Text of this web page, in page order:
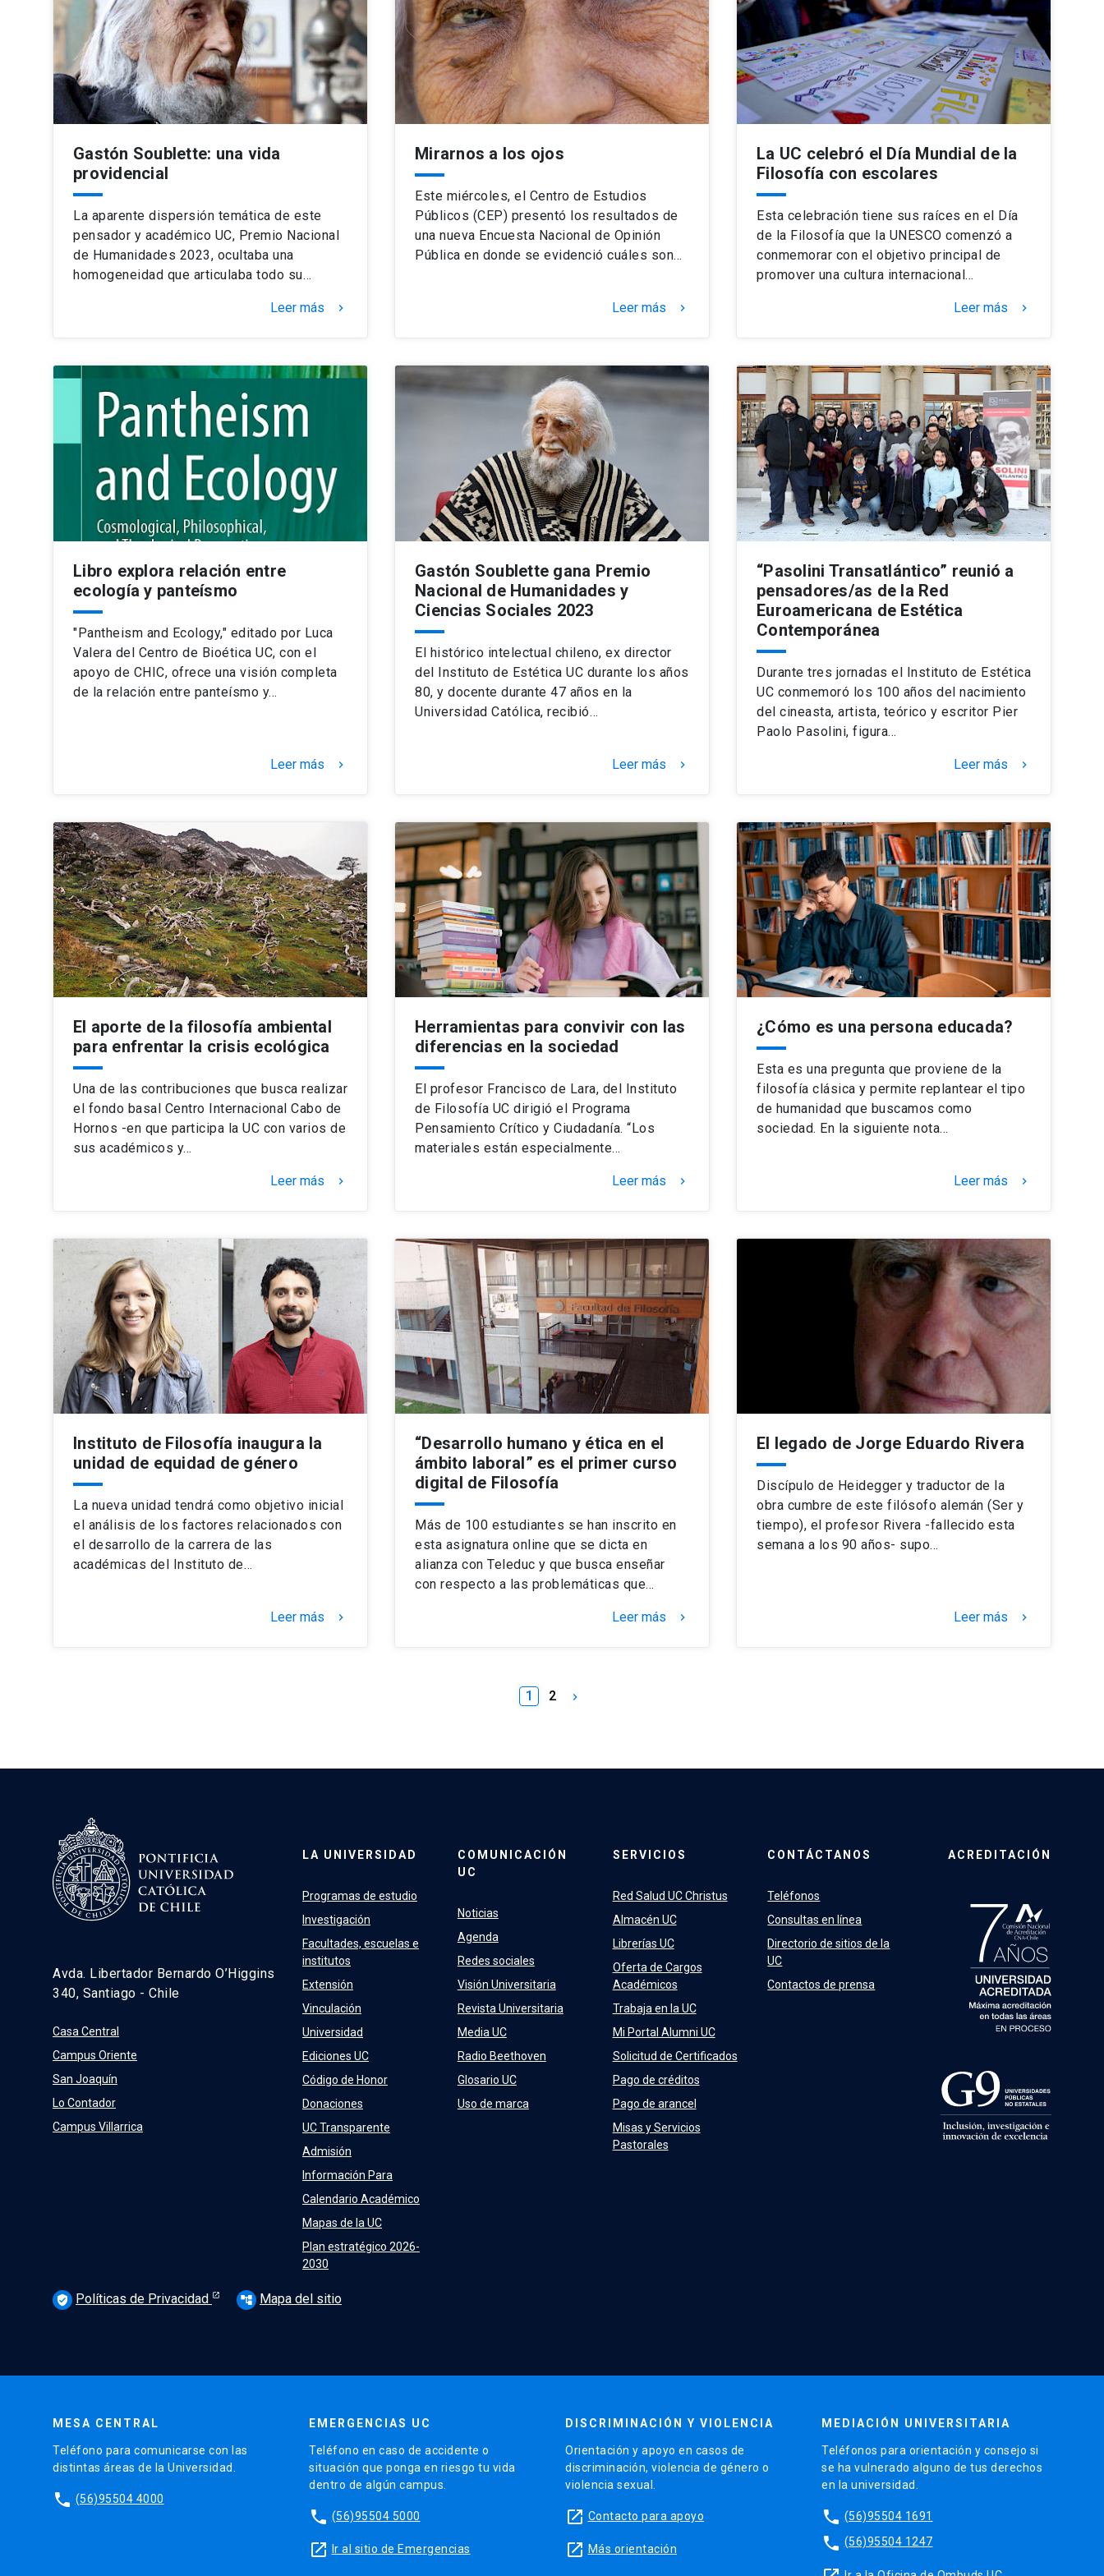
Gastón Soublette: una vida
providencial
La aparente dispersión temática de este
pensador y académico UC, Premio Nacional
de Humanidades 2023, ocultaba una
homogeneidad que articulaba todo su…
Leer más keyboard_arrow_right
Mirarnos a los ojos
Este miércoles, el Centro de Estudios
Públicos (CEP) presentó los resultados de
una nueva Encuesta Nacional de Opinión
Pública en donde se evidenció cuáles son…
Leer más keyboard_arrow_right
La UC celebró el Día Mundial de la
Filosofía con escolares
Esta celebración tiene sus raíces en el Día
de la Filosofía que la UNESCO comenzó a
conmemorar con el objetivo principal de
promover una cultura internacional…
Leer más keyboard_arrow_right
Libro explora relación entre
ecología y panteísmo
"Pantheism and Ecology," editado por Luca
Valera del Centro de Bioética UC, con el
apoyo de CHIC, ofrece una visión completa
de la relación entre panteísmo y…
Leer más keyboard_arrow_right
Gastón Soublette gana Premio
Nacional de Humanidades y
Ciencias Sociales 2023
El histórico intelectual chileno, ex director
del Instituto de Estética UC durante los años
80, y docente durante 47 años en la
Universidad Católica, recibió…
Leer más keyboard_arrow_right
“Pasolini Transatlántico” reunió a
pensadores/as de la Red
Euroamericana de Estética
Contemporánea
Durante tres jornadas el Instituto de Estética
UC conmemoró los 100 años del nacimiento
del cineasta, artista, teórico y escritor Pier
Paolo Pasolini, figura…
Leer más keyboard_arrow_right
El aporte de la filosofía ambiental
para enfrentar la crisis ecológica
Una de las contribuciones que busca realizar
el fondo basal Centro Internacional Cabo de
Hornos -en que participa la UC con varios de
sus académicos y…
Leer más keyboard_arrow_right
Herramientas para convivir con las
diferencias en la sociedad
El profesor Francisco de Lara, del Instituto
de Filosofía UC dirigió el Programa
Pensamiento Crítico y Ciudadanía. “Los
materiales están especialmente…
Leer más keyboard_arrow_right
¿Cómo es una persona educada?
Esta es una pregunta que proviene de la
filosofía clásica y permite replantear el tipo
de humanidad que buscamos como
sociedad. En la siguiente nota…
Leer más keyboard_arrow_right
Instituto de Filosofía inaugura la
unidad de equidad de género
La nueva unidad tendrá como objetivo inicial
el análisis de los factores relacionados con
el desarrollo de la carrera de las
académicas del Instituto de…
Leer más keyboard_arrow_right
“Desarrollo humano y ética en el
ámbito laboral” es el primer curso
digital de Filosofía
Más de 100 estudiantes se han inscrito en
esta asignatura online que se dicta en
alianza con Teleduc y que busca enseñar
con respecto a las problemáticas que…
Leer más keyboard_arrow_right
El legado de Jorge Eduardo Rivera
Discípulo de Heidegger y traductor de la
obra cumbre de este filósofo alemán (Ser y
tiempo), el profesor Rivera -fallecido esta
semana a los 90 años- supo…
Leer más keyboard_arrow_right
1 2 keyboard_arrow_right
Avda. Libertador Bernardo O’Higgins
340, Santiago - Chile
Casa Central
Campus Oriente
San Joaquín
Lo Contador
Campus Villarrica
LA UNIVERSIDAD
Programas de estudio
Investigación
Facultades, escuelas e
institutos
Extensión
Vinculación
Universidad
Ediciones UC
Código de Honor
Donaciones
UC Transparente
Admisión
Información Para
Calendario Académico
Mapas de la UC
Plan estratégico 2026-
2030
COMUNICACIÓN
UC
Noticias
Agenda
Redes sociales
Visión Universitaria
Revista Universitaria
Media UC
Radio Beethoven
Glosario UC
Uso de marca
SERVICIOS
Red Salud UC Christus
Almacén UC
Librerías UC
Oferta de Cargos
Académicos
Trabaja en la UC
Mi Portal Alumni UC
Solicitud de Certificados
Pago de créditos
Pago de arancel
Misas y Servicios
Pastorales
CONTÁCTANOS
Teléfonos
Consultas en línea
Directorio de sitios de la
UC
Contactos de prensa
ACREDITACIÓN
verified_user Políticas de Privacidad account_tree Mapa del sitio
MESA CENTRAL
Teléfono para comunicarse con las
distintas áreas de la Universidad.
phone (56)95504 4000
EMERGENCIAS UC
Teléfono en caso de accidente o
situación que ponga en riesgo tu vida
dentro de algún campus.
phone (56)95504 5000
launch Ir al sitio de Emergencias
DISCRIMINACIÓN Y VIOLENCIA
Orientación y apoyo en casos de
discriminación, violencia de género o
violencia sexual.
launch Contacto para apoyo
launch Más orientación
MEDIACIÓN UNIVERSITARIA
Teléfonos para orientación y consejo si
se ha vulnerado alguno de tus derechos
en la universidad.
phone (56)95504 1691
phone (56)95504 1247